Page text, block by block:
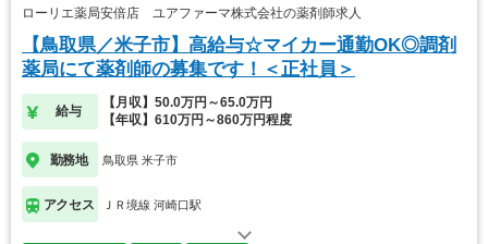
ローリエ薬局安倍店 ユアファーマ株式会社の薬剤師求人
【鳥取県／米子市】高給与☆マイカー通勤OK◎調剤
薬局にて薬剤師の募集です！＜正社員＞
給与
【月収】50.0万円～65.0万円
【年収】610万円～860万円程度
勤務地 鳥取県 米子市
アクセス ＪＲ境線 河崎口駅